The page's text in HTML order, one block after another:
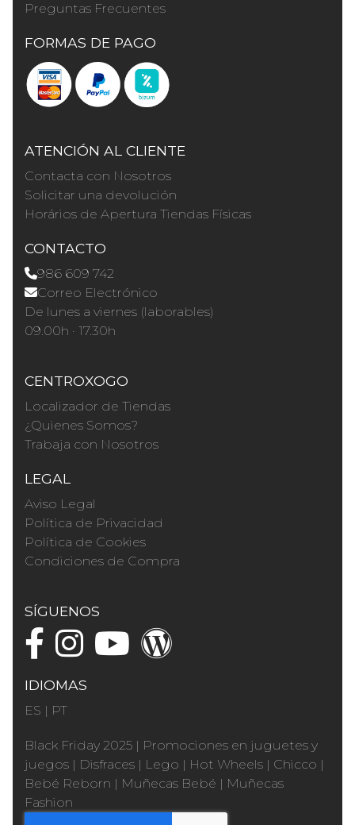
Preguntas Frecuentes
FORMAS DE PAGO
ATENCIÓN AL CLIENTE
Contacta con Nosotros
Solicitar una devolución
Horários de Apertura Tiendas Físicas
CONTACTO
986 609 742
Correo Electrónico
De lunes a viernes (laborables)
09.00h · 17.30h
CENTROXOGO
Localizador de Tiendas
¿Quienes Somos?
Trabaja con Nosotros
LEGAL
Aviso Legal
Política de Privacidad
Política de Cookies
Condiciones de Compra
SÍGUENOS
IDIOMAS
ES | PT
Black Friday 2025 | Promociones en juguetes y
juegos | Disfraces | Lego | Hot Wheels | Chicco |
Bebé Reborn | Muñecas Bebé | Muñecas
Fashion